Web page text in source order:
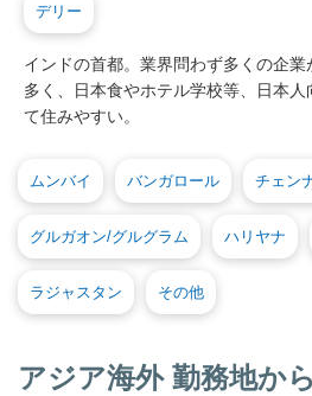
デリー
インドの首都。業界問わず多くの企
多く、日本食やホテル学校等、日本
て住みやすい。
ムンバイ バンガロール チェン
グルガオン/グルグラム ハリヤナ
ラジャスタン その他
アジア海外 勤務地か